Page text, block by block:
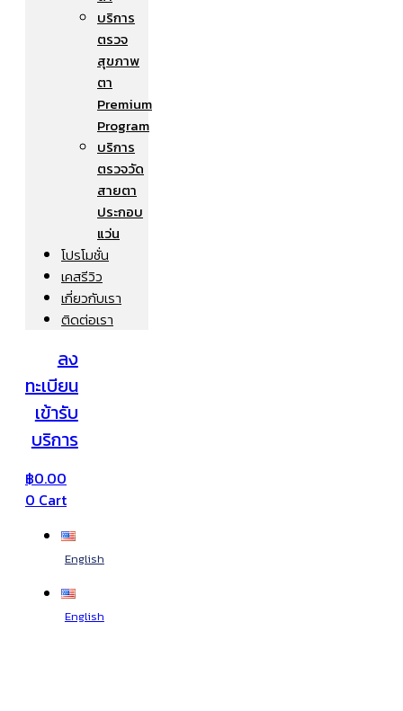
บริการ
ตรวจ
สุขภาพ
ตา
Premium
Program
บริการ
ตรวจวัด
สายตา
ประกอบ
แว่น
โปรโมชั่น
เคสรีวิว
เกี่ยวกับเรา
ติดต่อเรา
ลง
ทะเบียน
เข้ารับ
บริการ
฿0.00
0 Cart
English
English